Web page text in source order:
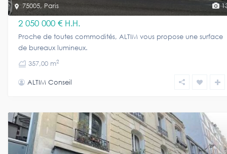
75005, Paris
2 050 000 € H.H.
Proche de toutes commodités, ALTIM vous propose une surface
de bureaux lumineux.
357,00 m2
ALTIM Conseil